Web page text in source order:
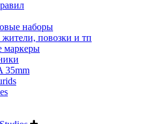
наборы
повозки и тп
маркеры
35mm